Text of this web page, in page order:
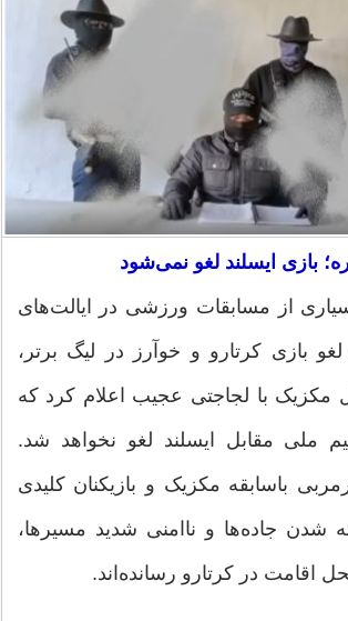
بازی ایسلند لغو نمی‌شود
از مسابقات ورزشی در ایالت‌های
بازی کرتارو و خوآرز در لیگ برتر،
مکزیک با لجاجتی عجیب اعلام کرد که
ملی مقابل ایسلند لغو نخواهد شد.
باسابقه مکزیک و بازیکنان کلیدی
شدن جاده‌ها و ناامنی شدید مسیرها،
اقامت در کرتارو رسانده‌اند.